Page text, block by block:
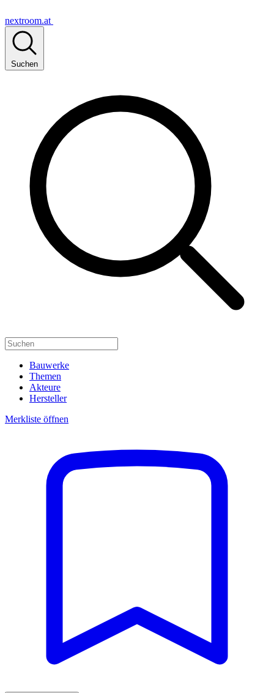
nextroom.at
Suchen
Bauwerke
Themen
Akteure
Hersteller
Merkliste öffnen